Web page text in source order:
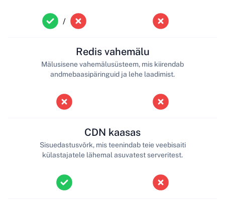
/
Redis vahemälu
Mälusisene vahemälusüsteem, mis kiirendab
andmebaasipäringuid ja lehe laadimist.
CDN kaasas
Sisuedastusvõrk, mis teenindab teie veebisaiti
külastajatele lähemal asuvatest serveritest.